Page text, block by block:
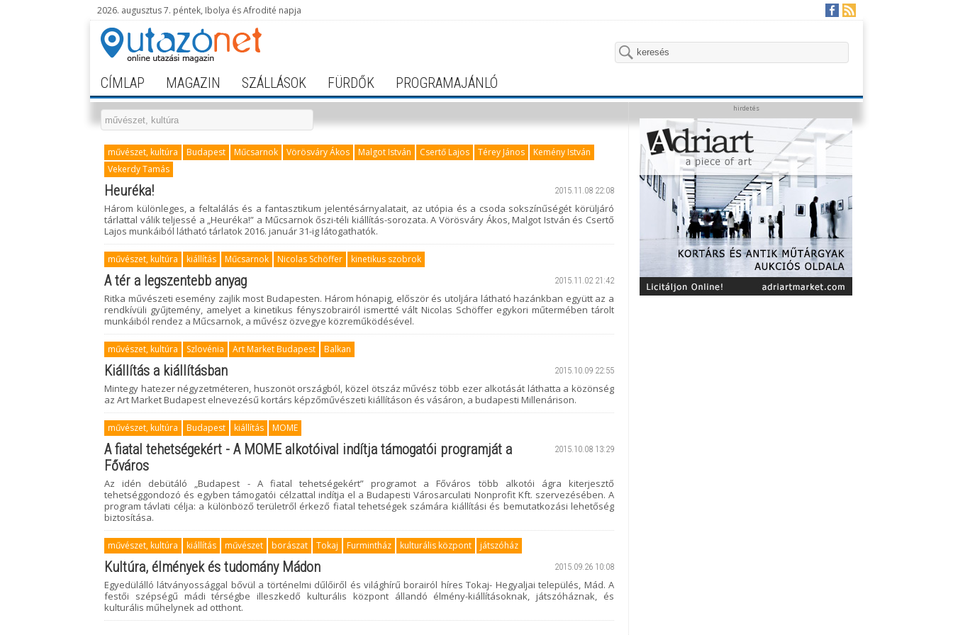
2026. augusztus 7. péntek, Ibolya és Afrodité napja
CÍMLAP MAGAZIN SZÁLLÁSOK FÜRDŐK PROGRAMAJÁNLÓ
művészet, kultúra Budapest Műcsarnok Vörösváry Ákos Malgot István Csertő Lajos Térey János
Kemény István
Vekerdy Tamás
2015.11.08 22:08
Heuréka!
Három különleges, a feltalálás és a fantasztikum jelentésárnyalatait, az utópia és a csoda sokszínűségét körüljáró
tárlattal válik teljessé a „Heuréka!” a Műcsarnok őszi-téli kiállítás-sorozata. A Vörösváry Ákos, Malgot István és Csertő
Lajos munkáiból látható tárlatok 2016. január 31-ig látogathatók.
művészet, kultúra kiállítás Műcsarnok Nicolas Schöffer kinetikus szobrok
2015.11.02 21:42
A tér a legszentebb anyag
Ritka művészeti esemény zajlik most Budapesten. Három hónapig, először és utoljára látható hazánkban együtt az a
rendkívüli gyűjtemény, amelyet a kinetikus fényszobrairól ismertté vált Nicolas Schöffer egykori műtermében tárolt
munkáiból rendez a Műcsarnok, a művész özvegye közreműködésével.
művészet, kultúra Szlovénia Art Market Budapest Balkan
2015.10.09 22:55
Kiállítás a kiállításban
Mintegy hatezer négyzetméteren, huszonöt országból, közel ötszáz művész több ezer alkotását láthatta a közönség
az Art Market Budapest elnevezésű kortárs képzőművészeti kiállításon és vásáron, a budapesti Millenárison.
művészet, kultúra Budapest kiállítás MOME
2015.10.08 13:29
A fiatal tehetségekért - A MOME alkotóival indítja támogatói programját a
Főváros
Az idén debütáló „Budapest - A fiatal tehetségekért” programot a Főváros több alkotói ágra kiterjesztő
tehetséggondozó és egyben támogatói célzattal indítja el a Budapesti Városarculati Nonprofit Kft. szervezésében. A
program távlati célja: a különböző területről érkező fiatal tehetségek számára kiállítási és bemutatkozási lehetőség
biztosítása.
művészet, kultúra kiállítás művészet borászat Tokaj Furmintház kulturális központ játszóház
2015.09.26 10:08
Kultúra, élmények és tudomány Mádon
Egyedülálló látványossággal bővül a történelmi dűlőiről és világhírű borairól híres Tokaj- Hegyaljai település, Mád. A
festői szépségű mádi térségbe illeszkedő kulturális központ állandó élmény-kiállításoknak, játszóháznak, és
kulturális műhelynek ad otthont.
hirdetés